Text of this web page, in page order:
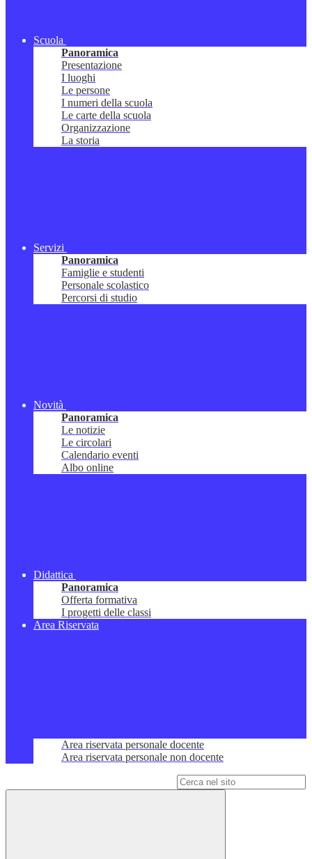
Scuola
Panoramica
Presentazione
I luoghi
Le persone
I numeri della scuola
Le carte della scuola
Organizzazione
La storia
Servizi
Panoramica
Famiglie e studenti
Personale scolastico
Percorsi di studio
Novità
Panoramica
Le notizie
Le circolari
Calendario eventi
Albo online
Didattica
Panoramica
Offerta formativa
I progetti delle classi
Area Riservata
Area riservata personale docente
Area riservata personale non docente